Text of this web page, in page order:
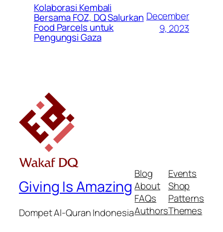
Kolaborasi Kembali
Bersama FOZ, DQ Salurkan
Food Parcels untuk
Pengungsi Gaza
December
9, 2023
Giving Is Amazing
Dompet Al-Quran Indonesia
Blog
About
FAQs
Authors
Events
Shop
Patterns
Themes